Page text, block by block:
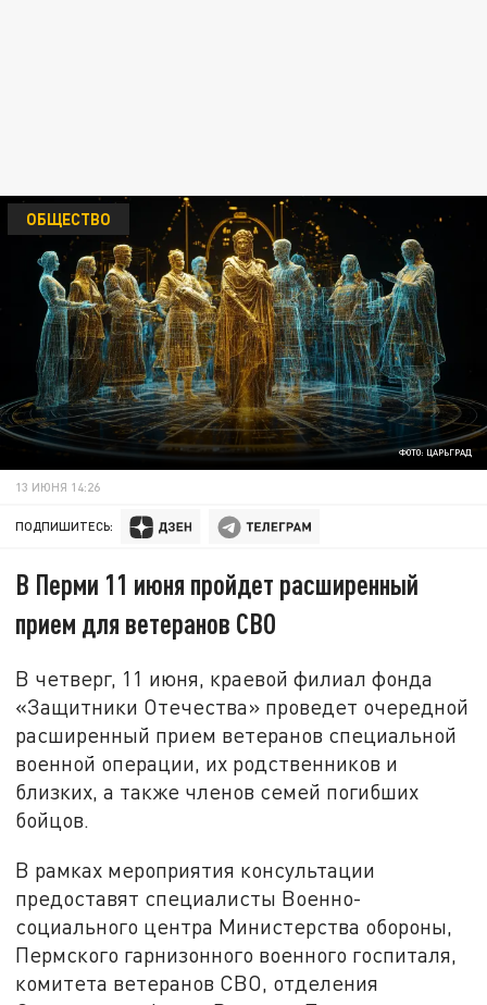
ФОТО: ЦАРЬГРАД
ОБЩЕСТВО
13 ИЮНЯ 14:26
ПОДПИШИТЕСЬ:
В Перми 11 июня пройдет расширенный
прием для ветеранов СВО
В четверг, 11 июня, краевой филиал фонда
«Защитники Отечества» проведет очередной
расширенный прием ветеранов специальной
военной операции, их родственников и
близких, а также членов семей погибших
бойцов.
В рамках мероприятия консультации
предоставят специалисты Военно-
социального центра Министерства обороны,
Пермского гарнизонного военного госпиталя,
комитета ветеранов СВО, отделения